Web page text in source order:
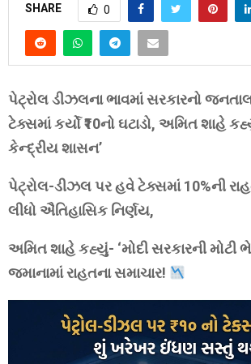
SHARE 0
પેટ્રોલ ડીઝલના ભાવમાં સરકારનો
ટેક્સમાં કર્યો ₹10નો ઘટાડો, અમિત શાહે
કેન્દ્રીય શાસન’
પેટ્રોલ-ડીઝલ પર હવે ટેક્સમાં 10%ની
લીધો ઐતિહાસિક નિર્ણય,
અમિત શાહે કહ્યું- ‘મોદી સરકારની મોટી
જમાનામાં રાહતના સમાચાર!